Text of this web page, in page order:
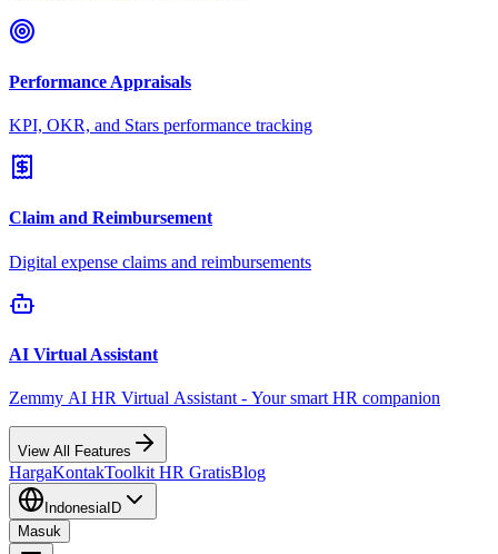
Performance Appraisals
KPI, OKR, and Stars performance tracking
Claim and Reimbursement
Digital expense claims and reimbursements
AI Virtual Assistant
Zemmy AI HR Virtual Assistant - Your smart HR companion
View All Features
HargaKontakToolkit HR GratisBlog
IndonesiaID
Masuk